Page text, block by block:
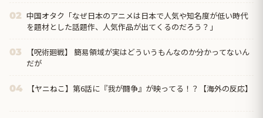
02 中国オタク「なぜ日本のアニメは日本で人気や知名度が低い時代
を題材とした話題作、人気作品が出てくるのだろう？」
03
【呪術廻戦】 簡易領域が実はどういうもんなのか分かってないん
だが
04 【ヤニねこ】第6話に『我が闘争』が映ってる！？【海外の反応】